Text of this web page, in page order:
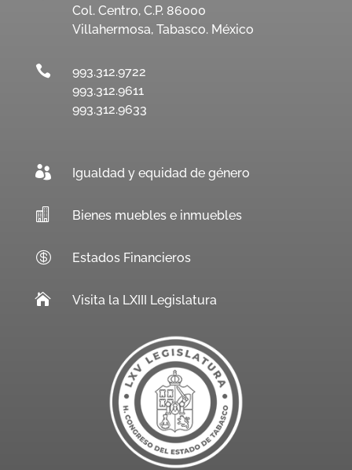
Col. Centro, C.P. 86000
Villahermosa, Tabasco. México

993.312.9722
993.312.9611
993.312.9633
 Igualdad y equidad de género
 Bienes muebles e inmuebles
 Estados Financieros
 Visita la LXIII Legislatura